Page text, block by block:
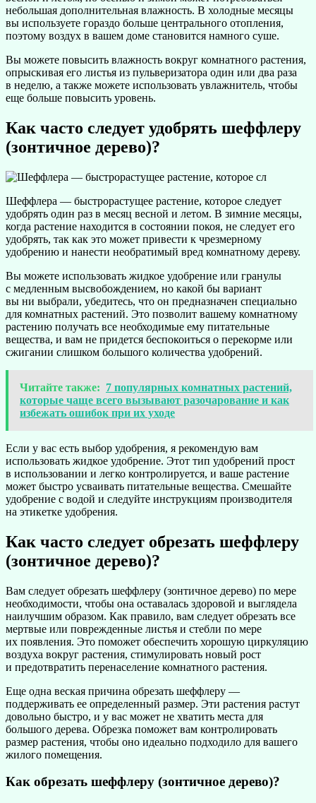
небольшая дополнительная влажность. В холодные месяцы
вы используете гораздо больше центрального отопления,
поэтому воздух в вашем доме становится намного суше.
Вы можете повысить влажность вокруг комнатного растения,
опрыскивая его листья из пульверизатора один или два раза
в неделю, а также можете использовать увлажнитель, чтобы
еще больше повысить уровень.
Как часто следует удобрять шеффлеру
(зонтичное дерево)?
Шеффлера — быстрорастущее растение, которое следует
удобрять один раз в месяц весной и летом. В зимние месяцы,
когда растение находится в состоянии покоя, не следует его
удобрять, так как это может привести к чрезмерному
удобрению и нанести необратимый вред комнатному дереву.
Вы можете использовать жидкое удобрение или гранулы
с медленным высвобождением, но какой бы вариант
вы ни выбрали, убедитесь, что он предназначен специально
для комнатных растений. Это позволит вашему комнатному
растению получать все необходимые ему питательные
вещества, и вам не придется беспокоиться о перекорме или
сжигании слишком большого количества удобрений.
Читайте также: 7 популярных комнатных растений,
которые чаще всего вызывают разочарование и как
избежать ошибок при их уходе
Если у вас есть выбор удобрения, я рекомендую вам
использовать жидкое удобрение. Этот тип удобрений прост
в использовании и легко контролируется, и ваше растение
может быстро усваивать питательные вещества. Смешайте
удобрение с водой и следуйте инструкциям производителя
на этикетке удобрения.
Как часто следует обрезать шеффлеру
(зонтичное дерево)?
Вам следует обрезать шеффлеру (зонтичное дерево) по мере
необходимости, чтобы она оставалась здоровой и выглядела
наилучшим образом. Как правило, вам следует обрезать все
мертвые или поврежденные листья и стебли по мере
их появления. Это поможет обеспечить хорошую циркуляцию
воздуха вокруг растения, стимулировать новый рост
и предотвратить перенаселение комнатного растения.
Еще одна веская причина обрезать шеффлеру —
поддерживать ее определенный размер. Эти растения растут
довольно быстро, и у вас может не хватить места для
большого дерева. Обрезка поможет вам контролировать
размер растения, чтобы оно идеально подходило для вашего
жилого помещения.
Как обрезать шеффлеру (зонтичное дерево)?